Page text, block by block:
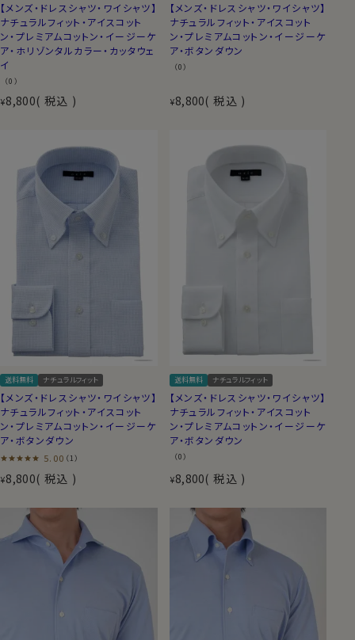
【メンズ・ドレスシャツ・ワイシャツ】
ナチュラルフィット・アイスコット
ン・プレミアムコットン・イージーケ
ア・ホリゾンタルカラー・カッタウェ
イ
（0）
¥8,800 税込
【メンズ・ドレスシャツ・ワイシャツ】
ナチュラルフィット・アイスコット
ン・プレミアムコットン・イージーケ
ア・ボタンダウン
（0）
¥8,800 税込
送料無料 ナチュラルフィット
【メンズ・ドレスシャツ・ワイシャツ】
ナチュラルフィット・アイスコット
ン・プレミアムコットン・イージーケ
ア・ボタンダウン
5.00 （1）
¥8,800 税込
送料無料 ナチュラルフィット
【メンズ・ドレスシャツ・ワイシャツ】
ナチュラルフィット・アイスコット
ン・プレミアムコットン・イージーケ
ア・ボタンダウン
（0）
¥8,800 税込